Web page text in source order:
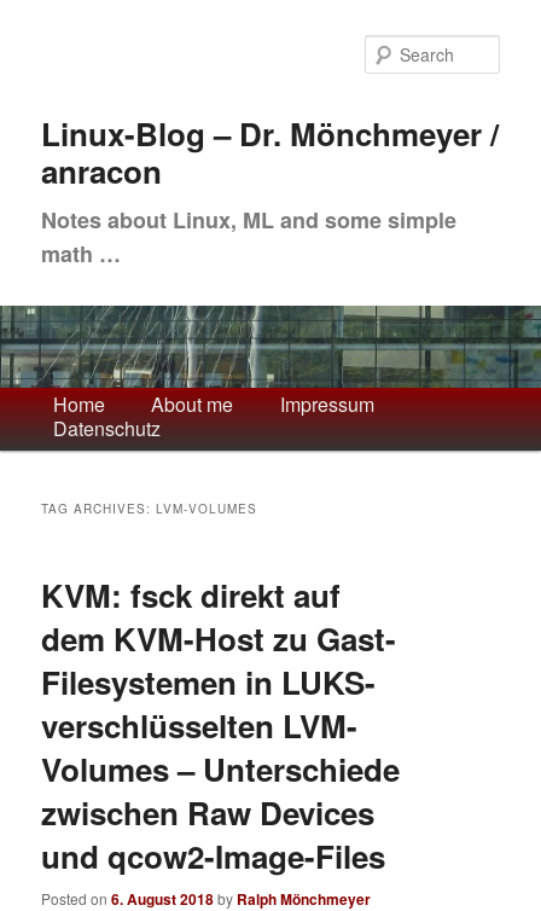
content
contentLinux-Blog – Dr. Mönchmeyer /
anracon
Notes about Linux, ML and some simple
math …
Main
menu
Home About me
Impressum
Datenschutz
TAG ARCHIVES:LVM-VOLUMES
KVM: fsck direkt auf
dem KVM-Host zu Gast-
Filesystemen in LUKS-
verschlüsselten LVM-
Volumes – Unterschiede
zwischen Raw Devices
und qcow2-Image-Files
Posted on6. August 2018by Ralph Mönchmeyer